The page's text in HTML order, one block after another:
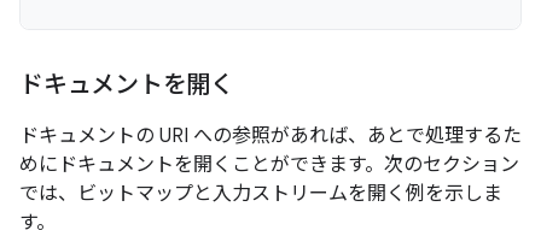
ドキュメントを開く
ドキュメントの URI への参照があれば、あとで処理するた
めにドキュメントを開くことができます。次のセクション
では、ビットマップと入力ストリームを開く例を示しま
す。